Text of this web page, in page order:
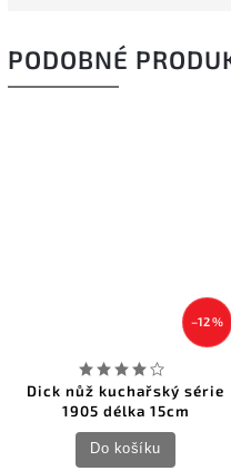
PODOBNÉ
–12 %
Dick nůž kuchařský série
1905 délka 15cm
Do košíku